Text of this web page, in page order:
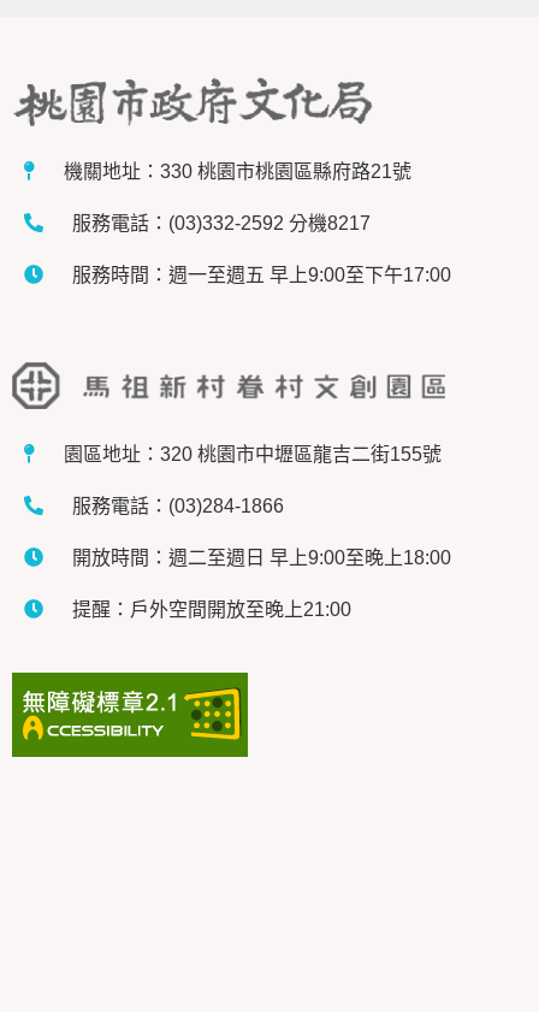
機關地址：330 桃園市桃園區縣府路21號
服務電話：(03)332-2592 分機8217
服務時間：週一至週五 早上9:00至下午17:00
園區地址：320 桃園市中壢區龍吉二街155號
服務電話：(03)284-1866
開放時間：週二至週日 早上9:00至晚上18:00
提醒：戶外空間開放至晚上21:00